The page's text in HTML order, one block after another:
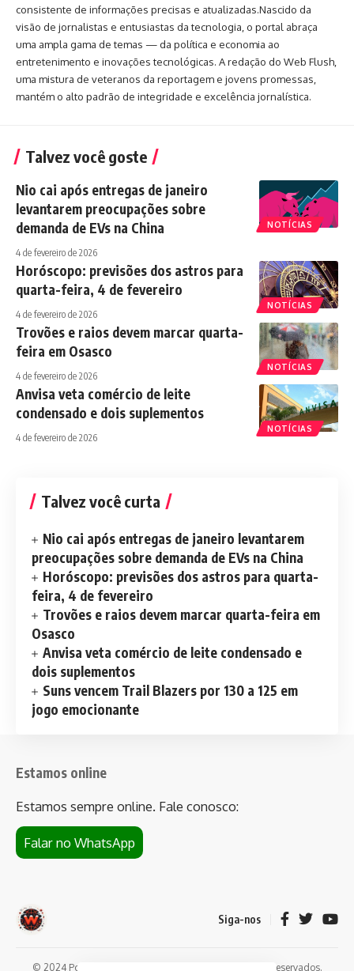
consistente de informações precisas e atualizadas.Nascido da
visão de jornalistas e entusiastas da tecnologia, o portal abraça
uma ampla gama de temas — da política e economia ao
entretenimento e inovações tecnológicas. A redação do Web Flush,
uma mistura de veteranos da reportagem e jovens promessas,
mantém o alto padrão de integridade e excelência jornalística.
Talvez você goste
NOTÍCIAS
Nio cai após entregas de janeiro
levantarem preocupações sobre
demanda de EVs na China
4 de fevereiro de 2026
NOTÍCIAS
Horóscopo: previsões dos astros para
quarta-feira, 4 de fevereiro
4 de fevereiro de 2026
NOTÍCIAS
Trovões e raios devem marcar quarta-
feira em Osasco
4 de fevereiro de 2026
NOTÍCIAS
Anvisa veta comércio de leite
condensado e dois suplementos
4 de fevereiro de 2026
Talvez você curta
Nio cai após entregas de janeiro levantarem
preocupações sobre demanda de EVs na China
Horóscopo: previsões dos astros para quarta-
feira, 4 de fevereiro
Trovões e raios devem marcar quarta-feira em
Osasco
Anvisa veta comércio de leite condensado e
dois suplementos
Suns vencem Trail Blazers por 130 a 125 em
jogo emocionante
Estamos online
Estamos sempre online. Fale conosco:
Falar no WhatsApp
Siga-nos
© 2024 Portal de notícias Web Flush. Todos os direitos reservados.